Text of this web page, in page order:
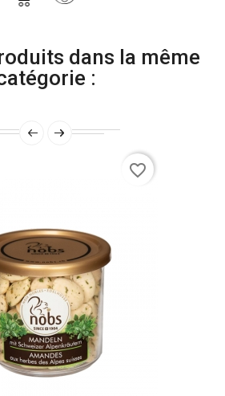
dans la même
:
favorite_border